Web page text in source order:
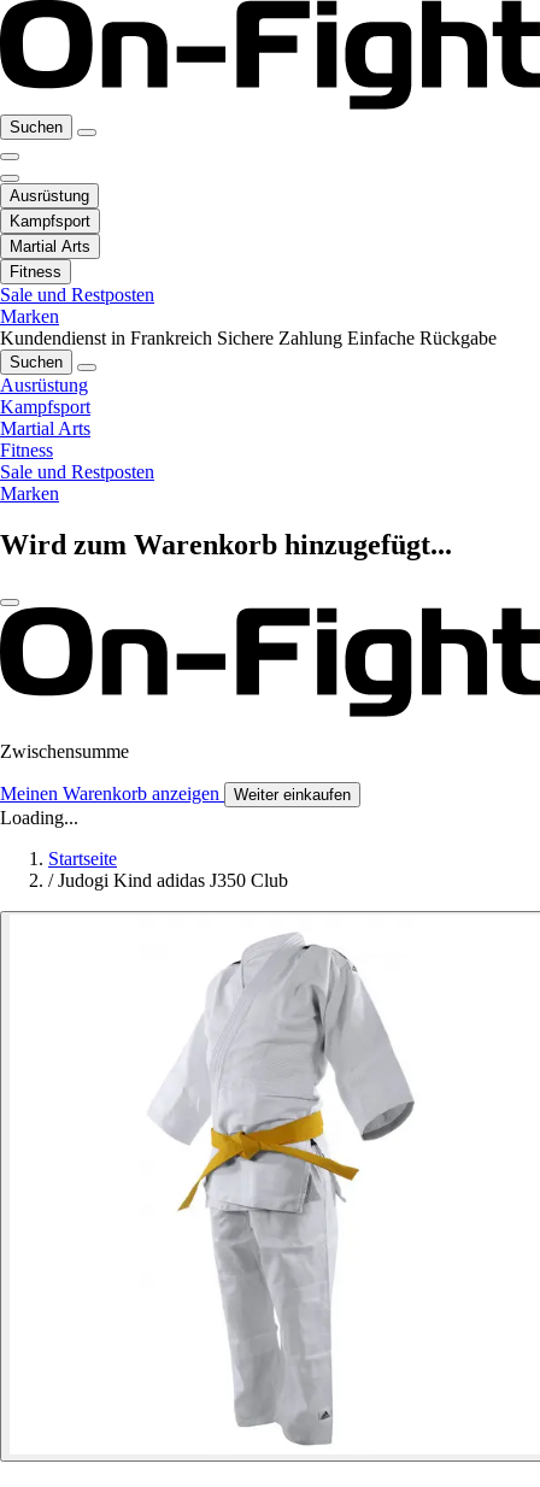
Suchen
Ausrüstung
Kampfsport
Martial Arts
Fitness
Sale und Restposten
Marken
Kundendienst in Frankreich Sichere Zahlung Einfache Rückgabe
Suchen
Ausrüstung
Kampfsport
Martial Arts
Fitness
Sale und Restposten
Marken
Wird zum Warenkorb hinzugefügt...
Zwischensumme
Meinen Warenkorb anzeigen Weiter einkaufen
Loading...
Startseite
/ Judogi Kind adidas J350 Club